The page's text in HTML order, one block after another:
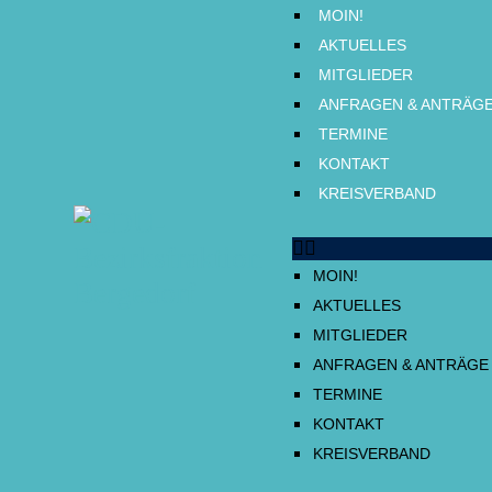
MOIN!
AKTUELLES
MITGLIEDER
ANFRAGEN &
TERMINE
KONTAKT
KREISVERBAND
MOIN!
AKTUELLES
MITGLIEDER
ANFRAGEN & ANTRÄGE
TERMINE
KONTAKT
KREISVERBAND